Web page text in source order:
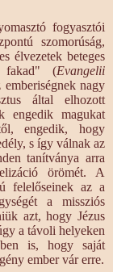
fogyasztói
szomorúság,
élvezetek beteges
fakad" (Evangelii
nagy
által elhozott
engedik magukat
engedik, hogy
s így válnak az
tanítványa arra
örömét. A
felelőseinek az a
a missziós
azt, hogy Jézus
a távoli helyeken
is, hogy saját
ember vár erre.